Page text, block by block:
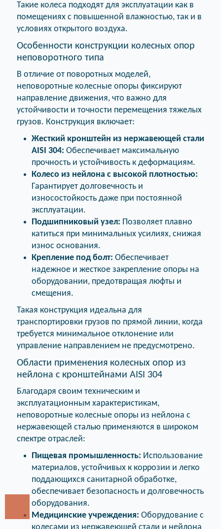
Такие колеса подходят для эксплуатации как в
помещениях с повышенной влажностью, так и в
условиях открытого воздуха.
Особенности конструкции колесных опор
неповоротного типа
В отличие от поворотных моделей,
неповоротные колесные опоры фиксируют
направление движения, что важно для
устойчивости и точности перемещения тяжелых
грузов. Конструкция включает:
Жесткий кронштейн из нержавеющей стали
AISI 304: Обеспечивает максимальную
прочность и устойчивость к деформациям.
Колесо из нейлона с высокой плотностью:
Гарантирует долговечность и
износостойкость даже при постоянной
эксплуатации.
Подшипниковый узел: Позволяет плавно
катиться при минимальных усилиях, снижая
износ основания.
Крепление под болт: Обеспечивает
надежное и жесткое закрепление опоры на
оборудовании, предотвращая люфты и
смещения.
Такая конструкция идеальна для
транспортировки грузов по прямой линии, когда
требуется минимальное отклонение или
управление направлением не предусмотрено.
Области применения колесных опор из
нейлона с кронштейнами AISI 304
Благодаря своим техническим и
эксплуатационным характеристикам,
неповоротные колесные опоры из нейлона с
нержавеющей сталью применяются в широком
спектре отраслей:
Пищевая промышленность: Использование
материалов, устойчивых к коррозии и легко
поддающихся санитарной обработке,
обеспечивает безопасность и долговечность
оборудования.
Медицинские учреждения: Оборудование с